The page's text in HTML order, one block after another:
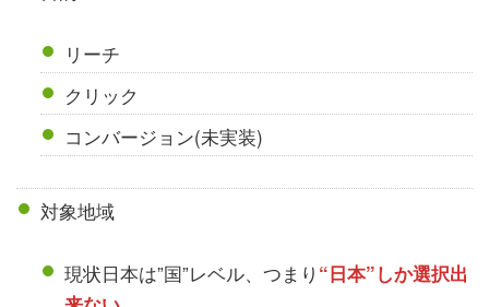
リーチ
クリック
コンバージョン(未実装)
対象地域
現状日本は”国”レベル、つまり “日本”しか選択出